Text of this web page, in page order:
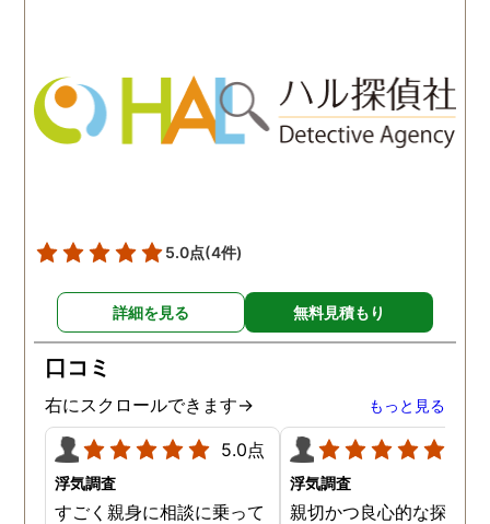
た私のケアをしっかりして
くださったおかげで、今は
元気に過ごせています。
も東京駅前相談室にお願
して良かったと思ってい
す。
5.0点(4件)
詳細を見る 無料見積もり
口コミ
右にスクロールできます→ もっと見る
5.0点
浮気調査
すごく親身に相談に乗って
浮気調査
親切かつ良心的な探偵社